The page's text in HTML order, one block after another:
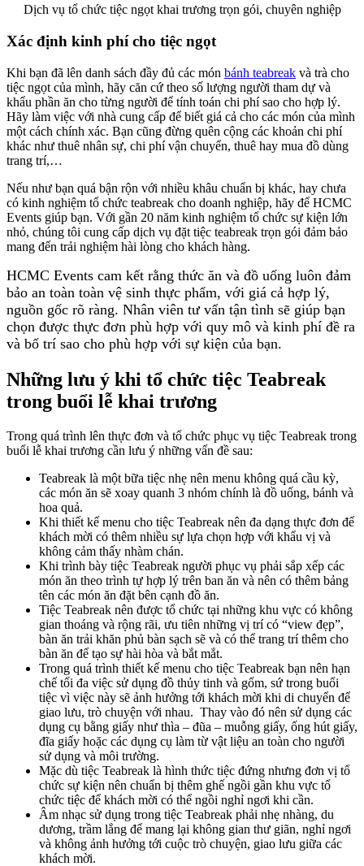
Dịch vụ tổ chức tiệc ngọt khai trương trọn gói, chuyên nghiệp
Xác định kinh phí cho tiệc ngọt
Khi bạn đã lên danh sách đầy đủ các món bánh teabreak và trà cho
tiệc ngọt của mình, hãy căn cứ theo số lượng người tham dự và
khẩu phần ăn cho từng người để tính toán chi phí sao cho hợp lý.
Hãy làm việc với nhà cung cấp để biết giá cả cho các món của mình
một cách chính xác. Bạn cũng đừng quên cộng các khoản chi phí
khác như thuê nhân sự, chi phí vận chuyển, thuê hay mua đồ dùng
trang trí,…
Nếu như bạn quá bận rộn với nhiều khâu chuẩn bị khác, hay chưa
có kinh nghiệm tổ chức teabreak cho doanh nghiệp, hãy để HCMC
Events giúp bạn. Với gần 20 năm kinh nghiệm tổ chức sự kiện lớn
nhỏ, chúng tôi cung cấp dịch vụ đặt tiệc teabreak trọn gói đảm bảo
mang đến trải nghiệm hài lòng cho khách hàng.
HCMC Events cam kết rằng thức ăn và đồ uống luôn đảm
bảo an toàn toàn vệ sinh thực phẩm, với giá cả hợp lý,
nguồn gốc rõ ràng. Nhân viên tư vấn tận tình sẽ giúp bạn
chọn được thực đơn phù hợp với quy mô và kinh phí đề ra
và bố trí sao cho phù hợp với sự kiện của bạn.
Những lưu ý khi tổ chức tiệc Teabreak
trong buổi lễ khai trương
Trong quá trình lên thực đơn và tổ chức phục vụ tiệc Teabreak trong
buổi lễ khai trương cần lưu ý những vấn đề sau:
Teabreak là một bữa tiệc nhẹ nên menu không quá cầu kỳ,
các món ăn sẽ xoay quanh 3 nhóm chính là đồ uống, bánh và
hoa quả.
Khi thiết kế menu cho tiệc Teabreak nên đa dạng thực đơn để
khách mời có thêm nhiều sự lựa chọn hợp với khẩu vị và
không cảm thấy nhàm chán.
Khi trình bày tiệc Teabreak người phục vụ phải sắp xếp các
món ăn theo trình tự hợp lý trên ban ăn và nên có thêm bảng
tên các món ăn đặt bên cạnh đồ ăn.
Tiệc Teabreak nên được tổ chức tại những khu vực có không
gian thoáng và rộng rãi, ưu tiên những vị trí có “view đẹp”,
bàn ăn trải khăn phủ bàn sạch sẽ và có thể trang trí thêm cho
bàn ăn để tạo sự hài hòa và bắt mắt.
Trong quá trình thiết kế menu cho tiệc Teabreak bạn nên hạn
chế tối đa việc sử dụng đồ thủy tinh và gốm, sứ trong buổi
tiệc vì việc này sẽ ảnh hưởng tới khách mời khi di chuyển để
giao lưu, trò chuyện với nhau. Thay vào đó nên sử dụng các
dụng cụ bằng giấy như thìa – đũa – muỗng giấy, ống hút giấy,
đĩa giấy hoặc các dụng cụ làm từ vật liệu an toàn cho người
sử dụng và môi trường.
Mặc dù tiệc Teabreak là hình thức tiệc đứng nhưng đơn vị tổ
chức sự kiện nên chuẩn bị thêm ghế ngồi gần khu vực tổ
chức tiệc để khách mời có thể ngồi nghỉ ngơi khi cần.
Âm nhạc sử dụng trong tiệc Teabreak phải nhẹ nhàng, du
dương, trầm lắng để mang lại không gian thư giãn, nghỉ ngơi
và không ảnh hưởng tới cuộc trò chuyện, giao lưu giữa các
khách mời.